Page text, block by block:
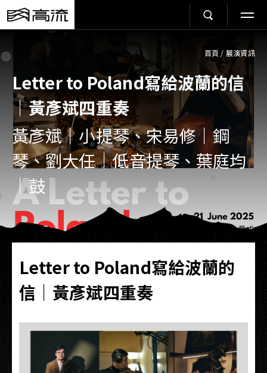
首頁 / 展演資訊
Letter to Poland寫給波蘭的信
｜黃彥斌四重奏
黃彥斌｜小提琴、宋易修｜鋼
琴、劉大任｜低音提琴、葉庭均
｜鼓
Letter to Poland寫給波蘭的
信｜黃彥斌四重奏